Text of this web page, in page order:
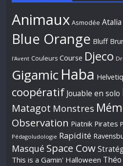
Animaux Asmodée Atalia
Blue Orange Bluff
l'Avent Couleurs Course Djeco
Gigamic Haba Helvetiq
coopératif Jouable en solo
Matagot Monstres
Observation Piatnik Pirates
Pédagoludologie Rapidité
Masqué Space Cow
This is a Gamin' Halloween